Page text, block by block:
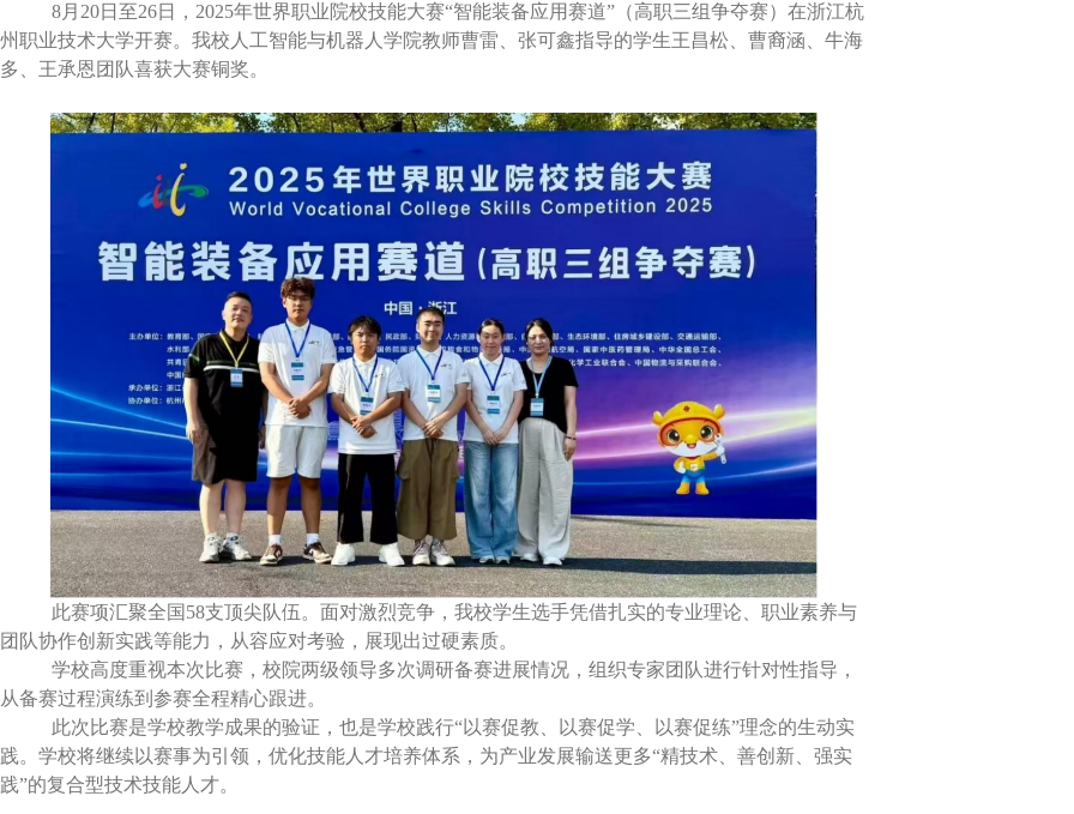
8月 20日至26日， 2025年世界职业院校技能大赛“智能装备应用赛道”（高职三组争夺赛）在浙江杭
州职业技术大学开赛。我校人工智能与机器人学院教师曹雷、张可鑫指导的学生王昌松、曹裔涵、牛海
多、王承恩团队喜获大赛铜奖。
此赛项汇聚全国 58支顶尖队伍。面对激烈竞争，我校学生选手凭借扎实的专业理论、职业素养与
团队协作创新实践等能力，从容应对考验，展现出过硬素质。
学校高度重视本次比赛，校院两级领导多次调研备赛进展情况，组织专家团队进行针对性指导，
从备赛过程演练到参赛全程精心跟进。
此次比赛是学校教学成果的验证，也是学校践行“以赛促教、以赛促学、以赛促练”理念的生动实
践。学校将继续以赛事为引领，优化技能人才培养体系，为产业发展输送更多“精技术、善创新、强实
践”的复合型技术技能人才。